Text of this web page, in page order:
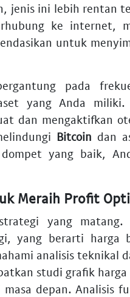
jenis ini lebih rentan
ke internet,
untuk
pada
yang Anda miliki.
dan mengaktifkan
Bitcoin dan
yang baik,
Meraih Profit
yang
yang berarti harga
analisis teknikal
studi grafik
depan. Analisis